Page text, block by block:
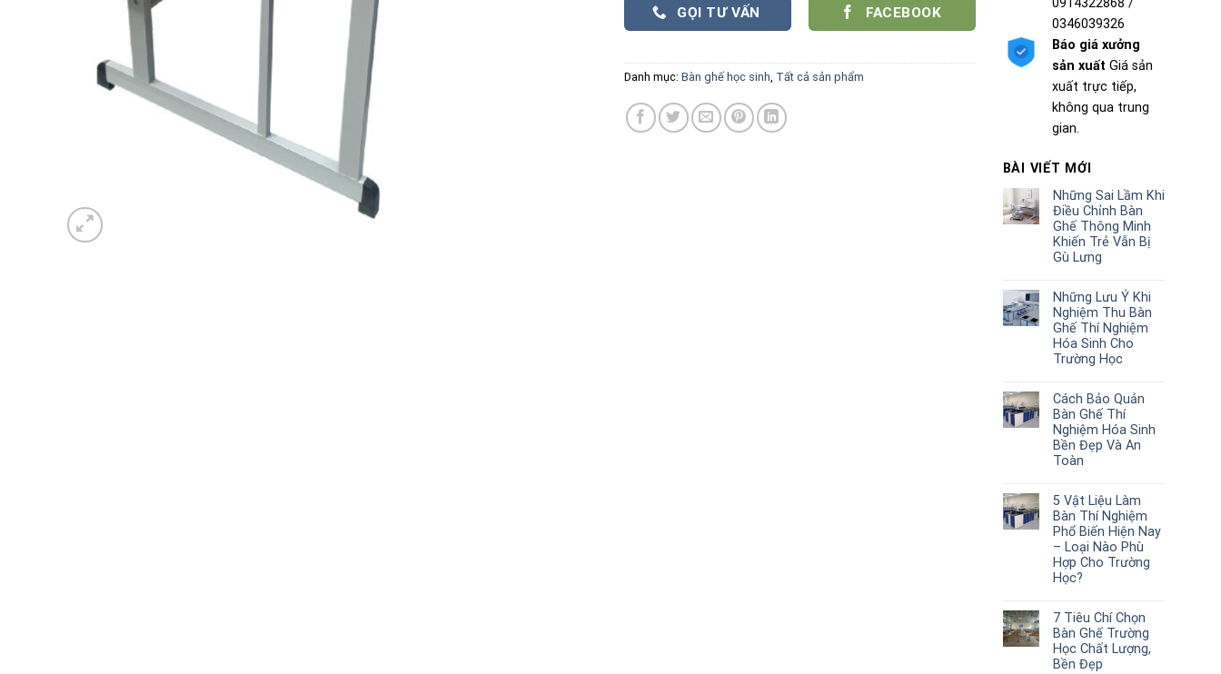
GỌI TƯ VẤN FACEBOOK
Danh mục: Bàn ghế học sinh, Tất cả sản phẩm
0346039326
Báo giá xưởng
sản xuất Giá sản
xuất trực tiếp,
không qua trung
gian.
BÀI VIẾT MỚI
Những Sai Lầm Khi
Điều Chỉnh Bàn
Ghế Thông Minh
Khiến Trẻ Vẫn Bị
Gù Lưng
Những Lưu Ý Khi
Nghiệm Thu Bàn
Ghế Thí Nghiệm
Hóa Sinh Cho
Trường Học
Cách Bảo Quản
Bàn Ghế Thí
Nghiệm Hóa Sinh
Bền Đẹp Và An
Toàn
5 Vật Liệu Làm
Bàn Thí Nghiệm
Phổ Biến Hiện Nay
– Loại Nào Phù
Hợp Cho Trường
Học?
7 Tiêu Chí Chọn
Bàn Ghế Trường
Học Chất Lượng,
Bền Đẹp